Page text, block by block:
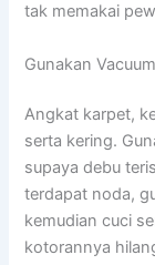
tak memakai
Gunakan
Angkat karpet,
serta kering.
supaya debu
terdapat noda,
kemudian cuci
kotorannya